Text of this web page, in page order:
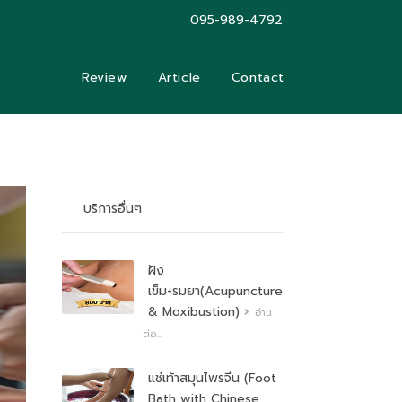
095-989-4792
Review Article Contact
บริการอื่นๆ
ฝัง
เข็ม+รมยา(Acupuncture
& Moxibustion)
อ่าน
ต่อ...
แช่เท้าสมุนไพรจีน (Foot